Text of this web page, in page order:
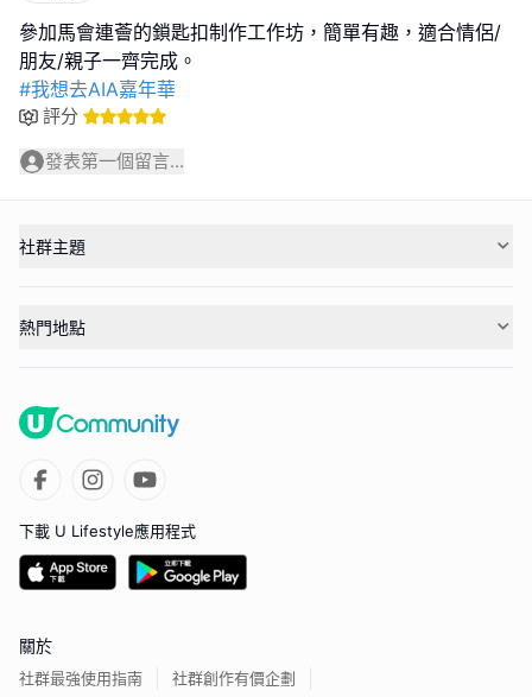
參加馬會連薈的鎖匙扣制作工作坊，簡單有趣，適合情侶/
#我想去AIA嘉年華
評分
發表第一個留言...
社群主題
熱門地點
下載 U Lifestyle應用程式
關於
社群最強使用指南 社群創作有價企劃